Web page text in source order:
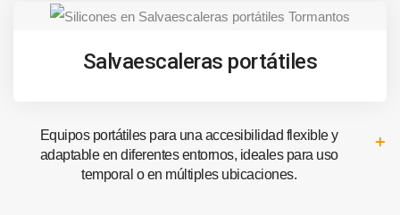
Salvaescaleras portátiles
Equipos portátiles para una accesibilidad flexible y
adaptable en diferentes entornos, ideales para uso
temporal o en múltiples ubicaciones.